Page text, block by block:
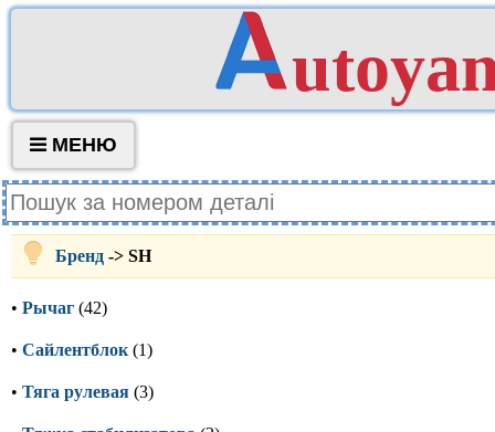
МЕНЮ
Бренд -> SH
• Рычаг (42)
• Сайлентблок (1)
• Тяга рулевая (3)